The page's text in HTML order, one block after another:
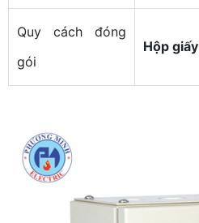
Quy cách đóng
gói
Hộp giấy